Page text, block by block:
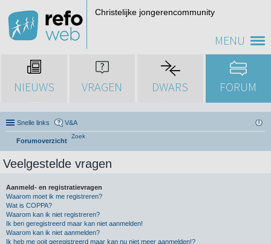
MENU
Christelijke jongerencommunity
NIEUWS VRAGEN DWARS FORUM
Snelle links V&A
Forumoverzicht
Zoek
Veelgestelde vragen
Aanmeld- en registratievragen
Waarom moet ik me registreren?
Wat is COPPA?
Waarom kan ik niet registreren?
Ik ben geregistreerd maar kan niet aanmelden!
Waarom kan ik niet aanmelden?
Ik heb me ooit geregistreerd maar kan nu niet meer aanmelden!?